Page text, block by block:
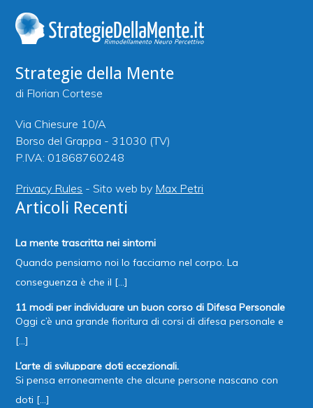
Strategie della Mente
di Florian Cortese
Via Chiesure 10/A
Borso del Grappa - 31030 (TV)
P.IVA: 01868760248
Privacy Rules - Sito web by Max Petri
Articoli Recenti
La mente trascritta nei sintomi
Quando pensiamo noi lo facciamo nel corpo. La
conseguenza è che il [...]
11 modi per individuare un buon corso di Difesa Personale
Oggi c’è una grande fioritura di corsi di difesa personale e
[...]
L’arte di sviluppare doti eccezionali.
Si pensa erroneamente che alcune persone nascano con
doti [...]